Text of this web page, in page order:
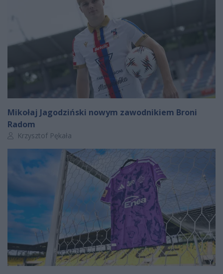
Mikołaj Jagodziński nowym zawodnikiem Broni
Radom
Autor artykułu:
Krzysztof Pękała